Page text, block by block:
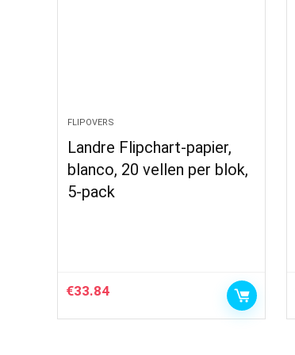
FLIPOVERS
Landre Flipchart-papier,
blanco, 20 vellen per blok,
5-pack
€33.84